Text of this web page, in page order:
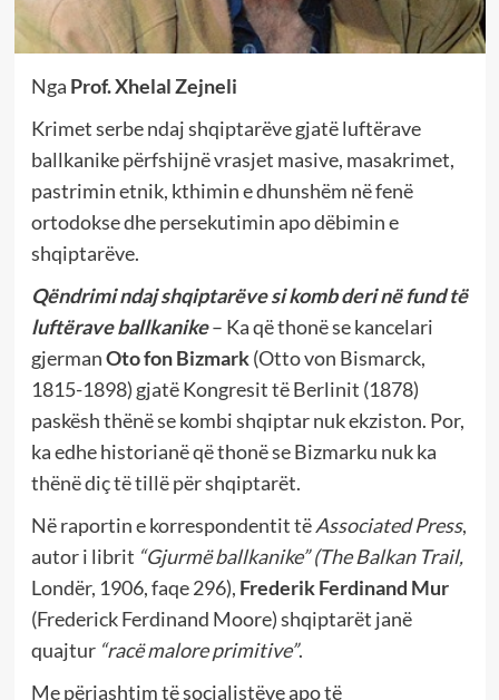
Nga Prof. Xhelal Zejneli
Krimet serbe ndaj shqiptarëve gjatë luftërave
ballkanike përfshijnë vrasjet masive, masakrimet,
pastrimin etnik, kthimin e dhunshëm në fenë
ortodokse dhe persekutimin apo dëbimin e
shqiptarëve.
Qëndrimi ndaj shqiptarëve si komb deri në fund të
luftërave ballkanike– Ka që thonë se kancelari
gjermanOto fon Bizmark(Otto von Bismarck,
1815-1898) gjatë Kongresit të Berlinit (1878)
paskësh thënë se kombi shqiptar nuk ekziston. Por,
ka edhe historianë që thonë se Bizmarku nuk ka
thënë diç të tillë për shqiptarët.
Në raportin e korrespondentit tëAssociated Press,
autor i librit “Gjurmë ballkanike” (The Balkan Trail,
Londër, 1906, faqe 296), Frederik Ferdinand Mur
(Frederick Ferdinand Moore) shqiptarët janë
quajtur “racë malore primitive”.
Me përjashtim të socialistëve apo të